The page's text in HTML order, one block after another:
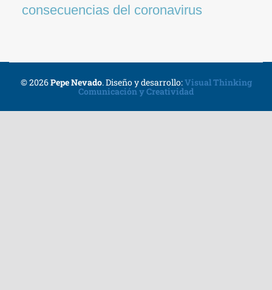
consecuencias del coronavirus
© 2026Pepe Nevado.Diseño y desarrollo:Visual Thinking
Comunicación y Creatividad